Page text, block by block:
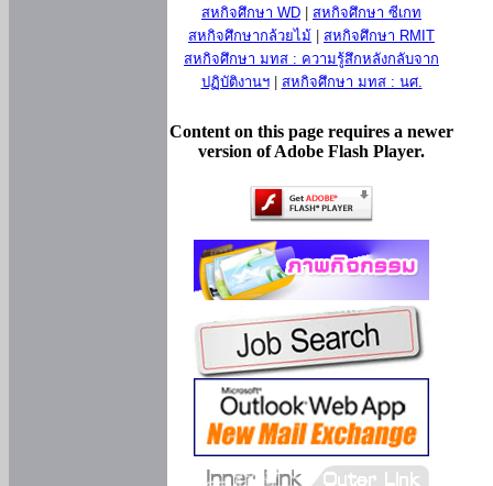
สหกิจศึกษา WD
สหกิจศึกษา ซีเกท
สหกิจศึกษากล้วยไม้
สหกิจศึกษา RMIT
สหกิจศึกษา มทส : ความรู้สึกหลังกลับจาก
ปฏิบัติงานฯ| สหกิจศึกษา มทส : นศ.
Content on this page requires a newer
version of Adobe Flash Player.